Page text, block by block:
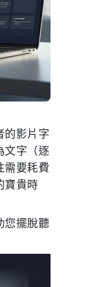
的影片字
文字（逐
需要耗費
寶貴時
您擺脫聽